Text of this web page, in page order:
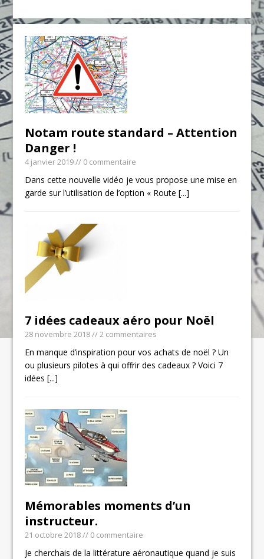
Notam route standard – Attention
Danger !
4 janvier 2019// 0 commentaire
Dans cette nouvelle vidéo je vous propose une mise en
garde sur l’utilisation de l’option « Route[...]
7 idées cadeaux aéro pour Noël
28 novembre 2018// 2 commentaires
En manque d’inspiration pour vos achats de noël ? Un
ou plusieurs pilotes à qui offrir des cadeaux ? Voici 7
idées[...]
Mémorables moments d’un
instructeur.
21 octobre 2018// 0 commentaire
Je cherchais de la littérature aéronautique quand je suis